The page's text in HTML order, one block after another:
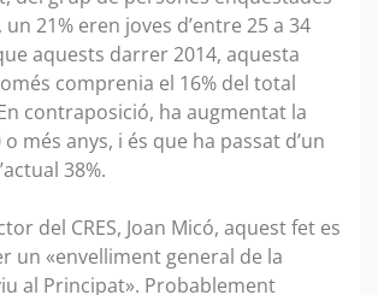
21% eren joves d’entre 25 a 34
aquests darrer 2014, aquesta
comprenia el 16% del total
contraposició, ha augmentat la
més anys, i és que ha passat d’un
38%.
del CRES, Joan Micó, aquest fet es
un «envelliment general de la
al Principat». Probablement